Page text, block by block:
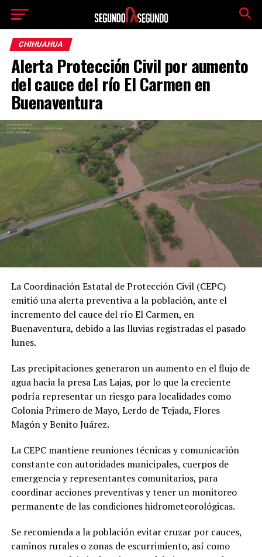
CHIHUAHUA
Alerta Protección Civil por aumento
del cauce del río El Carmen en
Buenaventura
La Coordinación Estatal de Protección Civil (CEPC)
emitió una alerta preventiva a la población, ante el
incremento del cauce del río El Carmen, en
Buenaventura, debido a las lluvias registradas el pasado
lunes.
Las precipitaciones generaron un aumento en el flujo de
agua hacia la presa Las Lajas, por lo que la creciente
podría representar un riesgo para localidades como
Colonia Primero de Mayo, Lerdo de Tejada, Flores
Magón y Benito Juárez.
La CEPC mantiene reuniones técnicas y comunicación
constante con autoridades municipales, cuerpos de
emergencia y representantes comunitarios, para
coordinar acciones preventivas y tener un monitoreo
permanente de las condiciones hidrometeorológicas.
Se recomienda a la población evitar cruzar por cauces,
caminos rurales o zonas de escurrimiento, así como